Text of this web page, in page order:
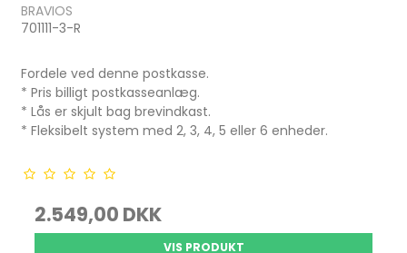
BRAVIOS
701111-3-R
Fordele ved denne postkasse.
* Pris billigt postkasseanlæg.
* Lås er skjult bag brevindkast.
* Fleksibelt system med 2, 3, 4, 5 eller 6 enheder.
2.549,00 DKK
VIS PRODUKT